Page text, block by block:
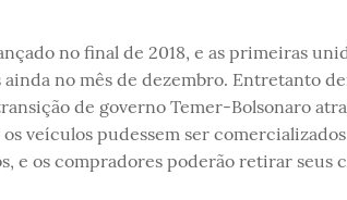
no final de 2018, e as primeiras
no mês de dezembro. Entretanto
de governo Temer-Bolsonaro
veículos pudessem ser
e os compradores poderão retirar seus